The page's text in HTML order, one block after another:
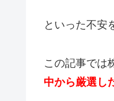
といった不安
この記事では
中から厳選し